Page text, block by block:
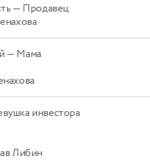
— Продавец
— Мама
инвестора
Либин